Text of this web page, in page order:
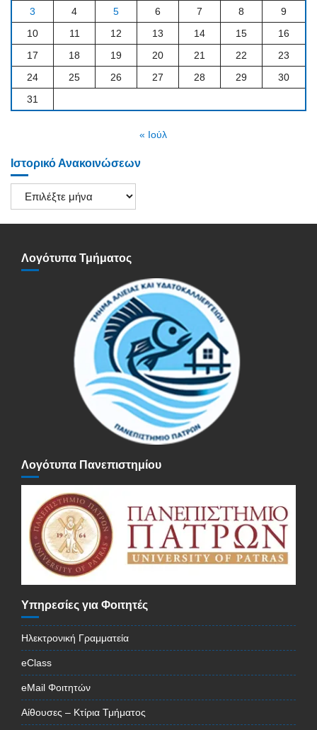
3
4 5 6 7 8
9
10
11 12 13 14 15
16
17
18 19 20 21 22
23
24
25 26 27 28 29
30
31
« Ιούλ
Ιστορικό Ανακοινώσεων
Ιστορικό
Ανακοινώσεων
Λογότυπα Τμήματος
Λογότυπα Πανεπιστημίου
Υπηρεσίες για Φοιτητές
Ηλεκτρονική Γραμματεία
eClass
eMail Φοιτητών
Αίθουσες – Κτίρια Τμήματος